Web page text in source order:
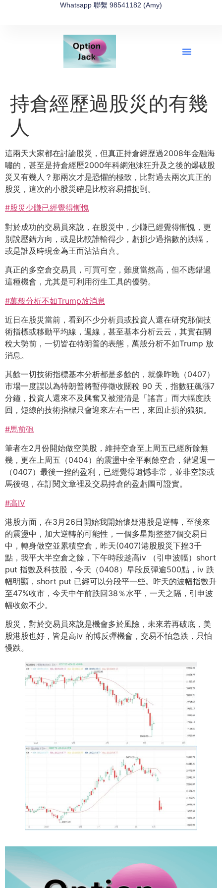
Whatsapp 聯繫 98541182 (Amy)
持倉經歷過股災的有幾
人
這兩天大家都在討論股災，但真正持倉經歷過2008年金融海
嘯的，甚至是持倉經歷2000年科網泡沫狂升及之後的爆破股
災又有幾人？那兩次才是恐懼的極致，比對過去兩次真正的
股災，這次的小股災確是比較容易捕捉到。
#股災少賺已經覺得慚愧
對於成功的交易員來說，在股災中，少賺已經覺得慚愧，更
別說壓錯方向，或是比較誰輸得少，虧損少過指數的跌幅，
或是誰及時現金為王而沾沾自喜。
真正的多空倉交易員，可買可空，難度當然高，但不應錯過
這種機會，尤其是可利用衍生工具的優勢。
#萬般分析不如Trump放消息
近日在股災當前，看到不少分析員或投資人還在研究那個技
術指標或移動平均線，週線，甚至基本分析云云，其實在關
稅大勢前，一切皆在特朗普的表態，萬般分析不如Trump 放
消息。
其餘一切技術指標基本分析都是多餘的，就像昨晚（0407）
市場一度誤以為特朗普將暫停徵收關稅 90 天，指數狂飆漲7
分鐘，投資人還來不及興奮又被澄清是「謠言」而大幅度跌
回，短線的技術指標只會迎來左右一巴，來回止損的狼狽。
#馬前砲
筆者在2月份開始做空美股，維持空倉至上周五已經所餘無
幾，更在上周五（0404）的震盪中全平剩餘空倉，錯過週一
（0407）最後一挫的盈利，已經覺得遺憾非常，並非空談或
馬後砲，在訂閱文章裡及交易持倉的盈虧圖可證實。
#高IV
港股方面，在3月26日開始我開始懷疑港股是逆轉，至後來
的震盪中，加大逆轉的可能性，一個多星期整整7個交易日
中，轉身做空並累積空倉，昨天(0407)港股股災下挫3千
點，我平大半空倉之餘，下午時段趁高iv （引申波幅）short
put 指數及科技股，今天（0408）早段反彈逾500點，iv 跌
幅明顯，short put 已經可以分段平一些。昨天的波幅指數升
至47%收市，今天中午前跌回38％水平，一天之隔，引申波
幅收斂不少。
股災，對於交易員來說是機會多於風險，未來若再破底，美
股港股也好，皆是高iv 的博反彈機會，交易不怕急跌，只怕
慢跌。